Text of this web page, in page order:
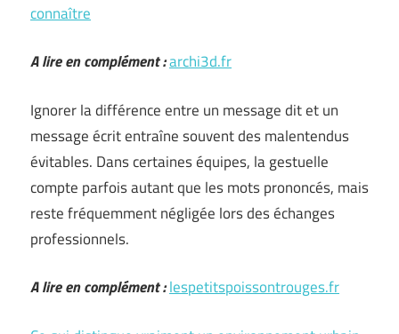
connaître
A lire en complément :archi3d.fr
Ignorer la différence entre un message dit et un
message écrit entraîne souvent des malentendus
évitables. Dans certaines équipes, la gestuelle
compte parfois autant que les mots prononcés, mais
reste fréquemment négligée lors des échanges
professionnels.
A lire en complément :lespetitspoissontrouges.fr